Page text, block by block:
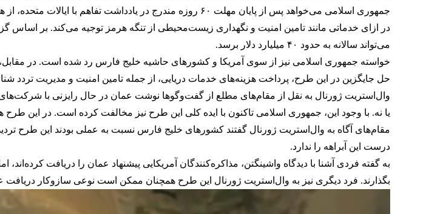
جمهوری اسلامی می‌خواهد پس از پایان مهلت ۶۰ روزه مندرج در
در ازای خدماتی مانند تامین امنیت و نگهداری زیست‌محیطی از تنگه هرمز توجیه می‌کند. بر
می‌تواند سالانه به حدود ۴۰ میلیارد دلار برسد.
خواسته جمهوری اسلامی نیز از سوی آمریکا و کشورهای حاشیه خلیج فارس رد شده است. در
حل جایگزین در این طرح، پرداخت هزینه‌های خدمات دریایی، از جمله تامین امنیت و مدیریت
وال‌استریت ژورنال به نقل از مقام‌های مطلع از گفت‌وگوها نوشت عمان در حال رایزنی با شرکت‌های
یا نه. با وجود این، جمهوری اسلامی تاکنون با ایده کلی این طرح نیز مخالفت کرده است. در این
مقام‌های آگاه به وال‌استریت ژورنال گفتند کشورهای خلیج فارس نسبت به عملی بودند این طرح
درست این آبراهه را ندارد.
به گفته فردی آشنا با دیدگاه واشینگتن، مذاکره‌کنندگان آمریکایی پیشنهاد عمان را دریافت کرده‌اند،
بگذارند. فرد دیگری نیز به وال‌استریت ژورنال این طرح همچنان ممکن است نوعی سازوکار